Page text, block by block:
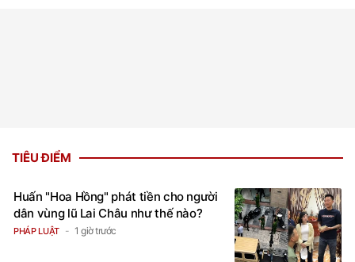
TIÊU ĐIỂM
Huấn "Hoa Hồng" phát tiền cho người
dân vùng lũ Lai Châu như thế nào?
PHÁP LUẬT 1 giờ trước